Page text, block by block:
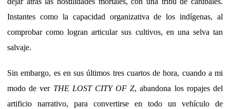
Instantes como la capacidad organizativa de los indígenas, al
comprobar como logran articular sus cultivos, en una selva tan
salvaje.
Sin embargo, es en sus últimos tres cuartos de hora, cuando a mi
modo de ver THE LOST CITY OF Z, abandona los ropajes del
artificio narrativo, para convertirse en todo un vehículo de